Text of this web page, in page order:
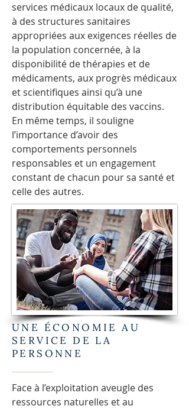
services médicaux locaux de qualité,
à des structures sanitaires
appropriées aux exigences réelles de
la population concernée, à la
disponibilité de thérapies et de
médicaments, aux progrès médicaux
et scientifiques ainsi qu’à une
distribution équitable des vaccins.
En même temps, il souligne
l’importance d’avoir des
comportements personnels
responsables et un engagement
constant de chacun pour sa santé et
celle des autres.
UNE ÉCONOMIE AU
SERVICE DE LA
PERSONNE
Face à l’exploitation aveugle des
ressources naturelles et au